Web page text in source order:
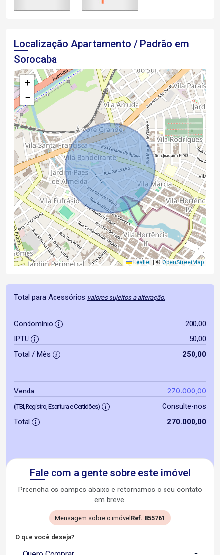
Localização Apartamento / Padrão em
Sorocaba
+
−
Leaflet |© OpenStreetMap
Total para Acessórios valores sujeitos a alteração.
Condomínio
200,00
IPTU
50,00
Total / Mês
250,00
Venda 270.000,00
(ITBI, Registro, Escritura e Certidões)
Consulte-nos
Total
270.000,00
Fale com a gente sobre este imóvel
Preencha os campos abaixo e retornamos o seu contato
em breve.
Mensagem sobre o imóvelRef. 855761
O que você deseja?